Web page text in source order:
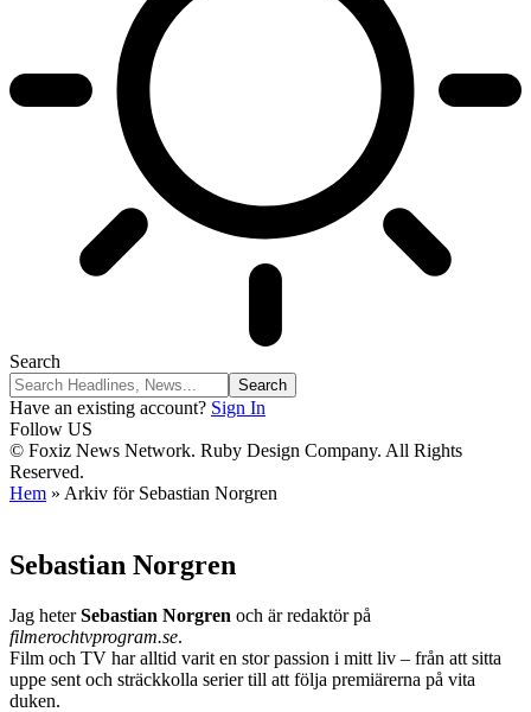
Search
Have an existing account? Sign In
Follow US
© Foxiz News Network. Ruby Design Company. All Rights
Reserved.
Hem » Arkiv för Sebastian Norgren
Sebastian Norgren
Jag heterSebastian Norgren och är redaktör på
filmerochtvprogram.se.
Film och TV har alltid varit en stor passion i mitt liv – från att sitta
uppe sent och sträckkolla serier till att följa premiärerna på vita
duken.